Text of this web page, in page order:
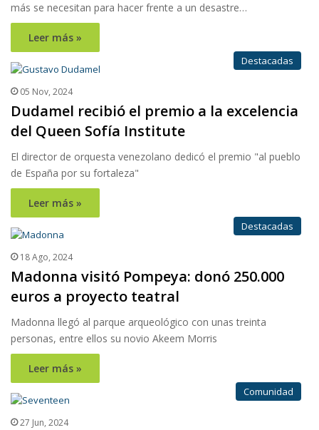
más se necesitan para hacer frente a un desastre…
Leer más »
Destacadas
05 Nov, 2024
Dudamel recibió el premio a la excelencia
del Queen Sofía Institute
El director de orquesta venezolano dedicó el premio "al pueblo
de España por su fortaleza"
Leer más »
Destacadas
18 Ago, 2024
Madonna visitó Pompeya: donó 250.000
euros a proyecto teatral
Madonna llegó al parque arqueológico con unas treinta
personas, entre ellos su novio Akeem Morris
Leer más »
Comunidad
27 Jun, 2024